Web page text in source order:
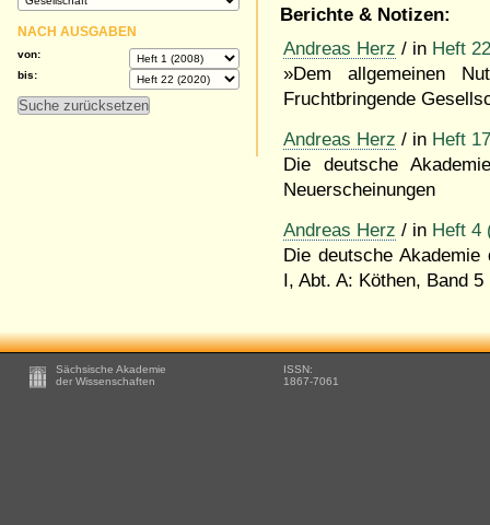
Berichte & Notizen:
Andreas Herz / in Heft
»Dem allgemeinen
Fruchtbringende
Andreas Herz / in Heft
Die deutsche
Neuerscheinungen
Andreas Herz / in Heft 4
Die deutsche
I, Abt. A: Köthen, Band 5
NACH AUSGABEN
von:
bis:
Footer
Sächsische Akademie
der Wissenschaften
ISSN:
1867-7061